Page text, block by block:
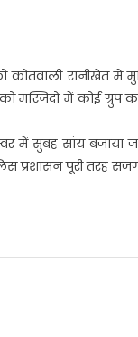
रानीखेत में
मस्जिदों में कोई
में सुबह सांय बजाया
प्रशासन पूरी तरह